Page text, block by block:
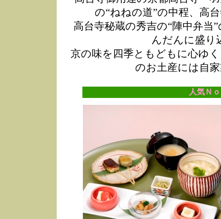
の“ねねの道”の中程、高
高台寺秘蔵の秀吉の“陣中弁
んだんに盛り
京の味を四季ともどもに心ゆ
のお土産には自
人気Ｎ